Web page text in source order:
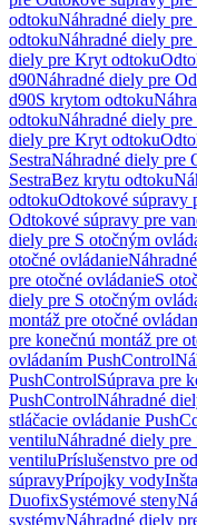
odtokuNáhradné diely
odtokuNáhradné diely
diely pre Kryt odtoku
d90Náhradné diely pre
d90S krytom odtoku
odtokuNáhradné diely
diely pre Kryt odtoku
SestraNáhradné diely pre
SestraBez krytu odtoku
odtokuOdtokové súpravy
Odtokové súpravy pre
diely pre S otočným
otočné ovládanie
pre otočné ovládanieS
diely pre S otočným
montáž pre otočné
pre konečnú montáž pre
ovládaním PushControl
PushControlSúprava pre
PushControlNáhradné
stláčacie ovládanie
ventiluNáhradné diely
ventiluPríslušenstvo pre
súpravyPrípojky vody
DuofixSystémové steny
systémyNáhradné diely